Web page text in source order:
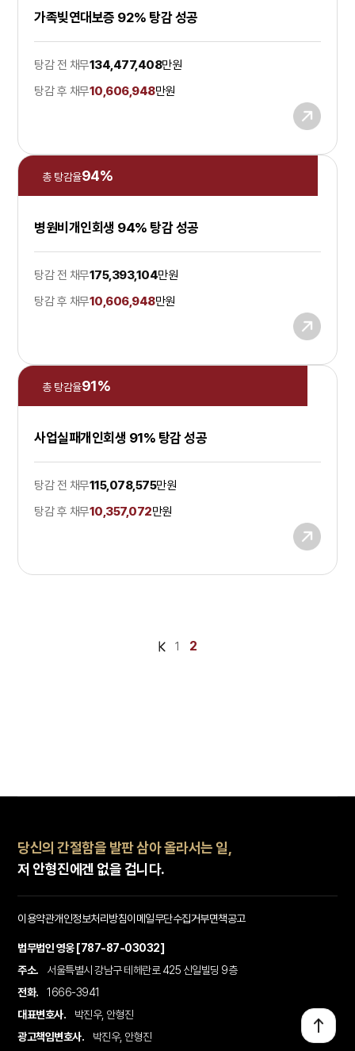
가족빚연대보증 92% 탕감 성공
탕감 전 채무134,477,408만원
탕감 후 채무10,606,948만원
총 탕감율94%
병원비개인회생 94% 탕감 성공
탕감 전 채무175,393,104만원
탕감 후 채무10,606,948만원
총 탕감율91%
사업실패개인회생 91% 탕감 성공
탕감 전 채무115,078,575만원
탕감 후 채무10,357,072만원
1 2
당신의 간절함을 발판 삼아 올라서는 일,
저 안형진에겐 없을 겁니다.
법무법인 영웅 [787-87-03032]
주소.
서울특별시 강남구 테헤란로 425 신일빌딩 9층
전화.
1666-3941
대표변호사.
박진우, 안형진
광고책임변호사.
박진우, 안형진
이용약관개인정보처리방침이메일무단수집거부면책공고